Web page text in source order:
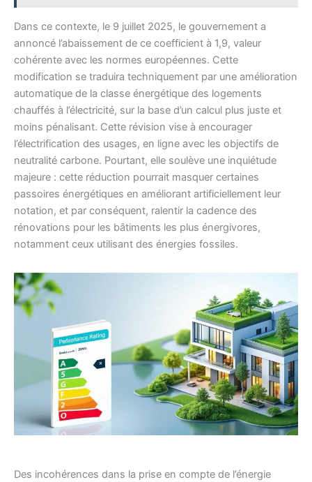
Dans ce contexte, le 9 juillet 2025, le gouvernement a
annoncé l’abaissement de ce coefficient à 1,9, valeur
cohérente avec les normes européennes. Cette
modification se traduira techniquement par une amélioration
automatique de la classe énergétique des logements
chauffés à l’électricité, sur la base d’un calcul plus juste et
moins pénalisant. Cette révision vise à encourager
l’électrification des usages, en ligne avec les objectifs de
neutralité carbone. Pourtant, elle soulève une inquiétude
majeure : cette réduction pourrait masquer certaines
passoires énergétiques en améliorant artificiellement leur
notation, et par conséquent, ralentir la cadence des
rénovations pour les bâtiments les plus énergivores,
notamment ceux utilisant des énergies fossiles.
Des incohérences dans la prise en compte de l’énergie